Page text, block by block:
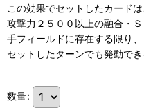
この効果でセットしたカードは
攻撃力２５００以上の融合・
手フィールドに存在する限り、
セットしたターンでも発動でき
数量: